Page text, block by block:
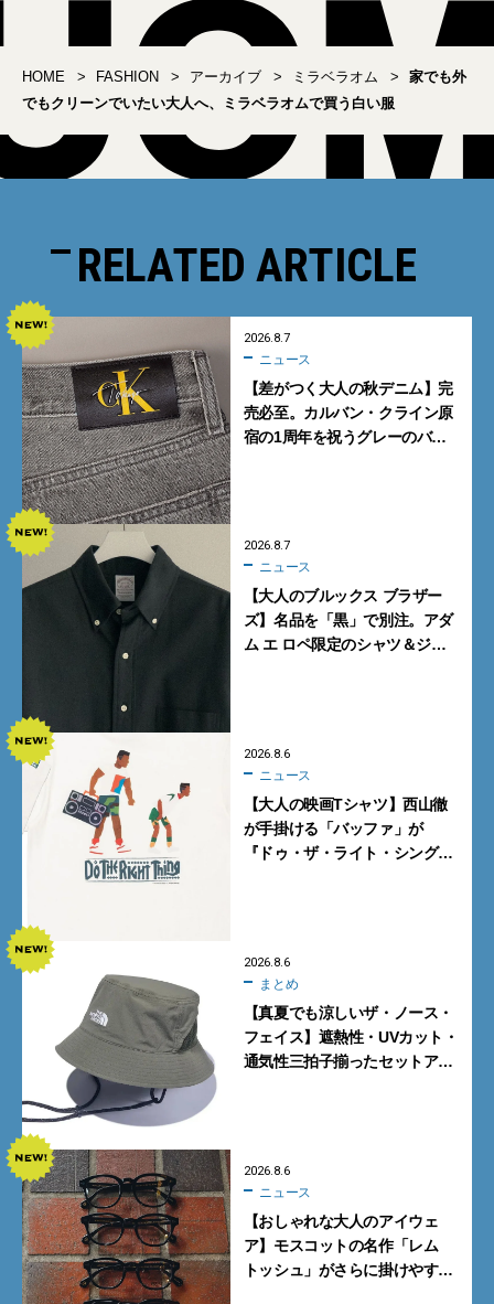
HOME FASHION アーカイブ ミラベラオム
家でも外
でもクリーンでいたい大人へ、ミラベラオムで買う白い服
RELATED ARTICLE
2026.8.7
ニュース
【差がつく大人の秋デニム】完
売必至。カルバン・クライン原
宿の1周年を祝うグレーのバ
2026.8.7
ニュース
【大人のブルックス ブラザー
ズ】名品を「黒」で別注。アダ
ム エ ロペ限定のシャツ＆ジャ
2026.8.6
ニュース
【大人の映画Tシャツ】西山徹
が手掛ける「バッファ」が
『ドゥ・ザ・ライト・シング』
2026.8.6
まとめ
【真夏でも涼しいザ・ノース・
フェイス】遮熱性・UVカット・
通気性三拍子揃ったセットアッ
2026.8.6
ニュース
【おしゃれな大人のアイウェ
ア】モスコットの名作「レム
トッシュ」がさらに掛けやす